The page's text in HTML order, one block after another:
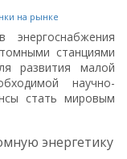
на рынке
энергоснабжения
станциями
развития малой
научно-
стать мировым
энергетику